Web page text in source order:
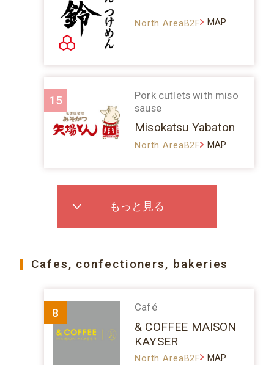
North AreaB2F MAP
15
Pork cutlets with miso
sause
Misokatsu Yabaton
North AreaB2F MAP
もっと見る
Cafes, confectioners, bakeries
8 Café
& COFFEE MAISON
KAYSER
North AreaB2F MAP